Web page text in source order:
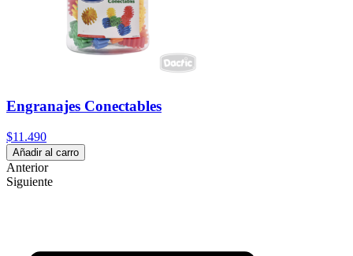
Engranajes Conectables
$11.490
Añadir al carro
Anterior
Siguiente